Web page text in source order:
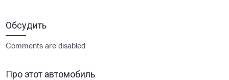
Обсудить
Comments are disabled
Про этот автомобиль